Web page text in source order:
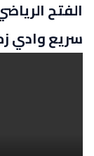
الفتح
سريع وادي